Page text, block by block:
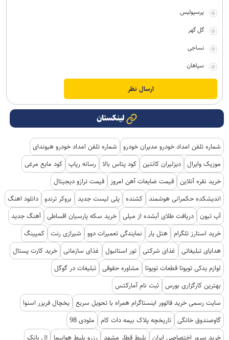
پرسپولیس
گل گهر
نساجی
سپاهان
لینکستان
شماره تلفن امداد خودرو مدیران خودرو
شماره تلفن امداد خودرو هیوندای
موزیک وایرال دیزلیران کانتین کود پتاس بالا رسانه رپاپ کود مایع مرغی
خرید نقره آنلاین قیمت ضایعات آهن امروز
قیمت ترازو دیجیتال
اندیشکده حکمرانی هوشمند کشنده پلی لیست جدید بروکر ترندو دانلود اهنگ
آپ تیون دریافت طلای آبشده از میلی خرید سکه پارسیان اقساطی آهنگ جدید
خرید استارز تلگرام هتل یار نمایندگی تعمیرات دوو شیرازی رنت کمپینگ
هدایای تبلیغاتی
غذای شرکتی تور استانبول غذای سازمانی خرید کارت پستال
لوازم یدکی تویوتا قطعات تویوتا
مشاوره حقوقی تبلیغات در گوگل
بهترین کارگزاری بورس ثبت نام آمارکتس
سایت رسمی خرید فالوور اینستاگرام همراه با تحویل سریع یخچال فریزر اسنوا
گاوصندوق خانگی تاریخچه پلاک بیمه دات کام
ملودی 98
خرید سرور اختصاصی ایران
بلیط قطار مشهد رزرو بلیط هواپیما ال بانک